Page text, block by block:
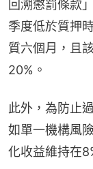
回溯懲罰條款
季度低於質押
質六個月，且
20%。
此外，為防止
如單一機構風
化收益維持在